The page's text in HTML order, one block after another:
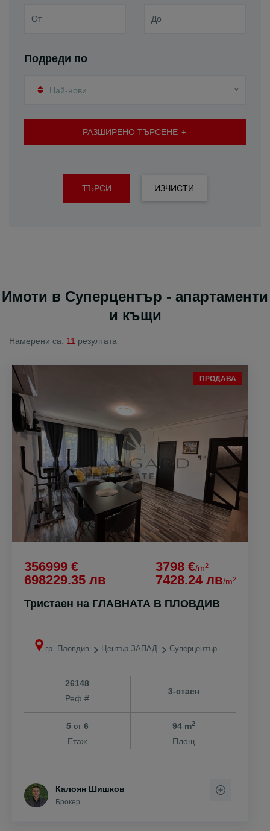
Подреди по
Най-нови
РАЗШИРЕНО ТЪРСЕНЕ
ТЪРСИ ИЗЧИСТИ
Имоти в Суперцентър - апартаменти
и къщи
Намерени са: 11 резултата
ПРОДАВА
356999 €
698229.35 лв
3798 €/m2
7428.24 лв/m2
Тристаен на ГЛАВНАТА В ПЛОВДИВ
гр. Пловдив Център ЗАПАД Суперцентър
26148
Реф #
3-стаен
5 от6
Етаж
94 m2
Площ
Калоян Шишков
Брокер